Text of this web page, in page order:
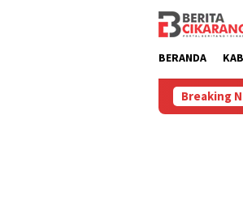
BERANDA
Breaking
Pasar Baru Cikarang